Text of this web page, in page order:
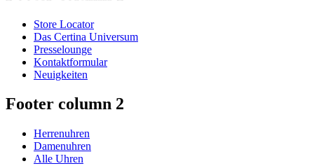
Store Locator
Das Certina Universum
Presselounge
Kontaktformular
Neuigkeiten
Footer column 2
Herrenuhren
Damenuhren
Alle Uhren